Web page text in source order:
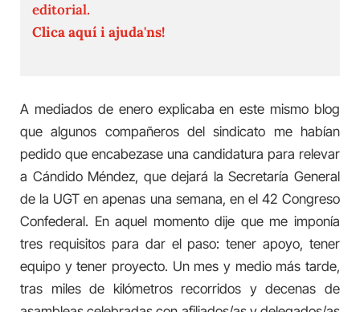
editorial.
Clica aquí i ajuda'ns!
A mediados de enero explicaba en este mismo blog
que algunos compañeros del sindicato me habían
pedido que encabezase una candidatura para relevar
a Cándido Méndez, que dejará la Secretaría General
de la UGT en apenas una semana, en el 42 Congreso
Confederal. En aquel momento dije que me imponía
tres requisitos para dar el paso: tener apoyo, tener
equipo y tener proyecto. Un mes y medio más tarde,
tras miles de kilómetros recorridos y decenas de